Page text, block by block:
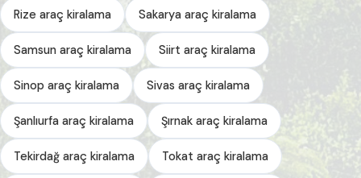
Rize araç kiralama Sakarya araç kiralama
Samsun araç kiralama Siirt araç kiralama
Sinop araç kiralama Sivas araç kiralama
Şanlıurfa araç kiralama Şırnak araç kiralama
Tekirdağ araç kiralama Tokat araç kiralama